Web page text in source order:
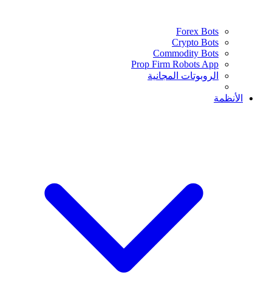
Forex Bots
Crypto Bots
Commodity Bots
Prop Firm Robots App
الروبوتات المجانية
الأنظمة